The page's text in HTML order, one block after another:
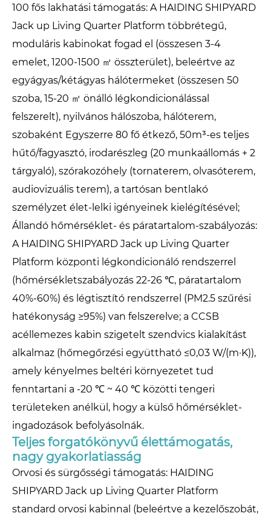
100 fős lakhatási támogatás: A HAIDING SHIPYARD
Jack up Living Quarter Platform többrétegű,
moduláris kabinokat fogad el (összesen 3-4
emelet, 1200-1500 ㎡ összterület), beleértve az
egyágyas/kétágyas hálótermeket (összesen 50
szoba, 15-20 ㎡ önálló légkondicionálással
felszerelt), nyilvános hálószoba, hálóterem,
szobaként Egyszerre 80 fő étkező, 50m³-es teljes
hűtő/fagyasztó, irodarészleg (20 munkaállomás + 2
tárgyaló), szórakozóhely (tornaterem, olvasóterem,
audiovizuális terem), a tartósan bentlakó
személyzet élet-lelki igényeinek kielégítésével;
Állandó hőmérséklet- és páratartalom-szabályozás:
A HAIDING SHIPYARD Jack up Living Quarter
Platform központi légkondicionáló rendszerrel
(hőmérsékletszabályozás 22-26 ℃, páratartalom
40%-60%) és légtisztító rendszerrel (PM2.5 szűrési
hatékonyság ≥95%) van felszerelve; a CCSB
acéllemezes kabin szigetelt szendvics kialakítást
alkalmaz (hőmegőrzési együttható ≤0,03 W/(m·K)),
amely kényelmes beltéri környezetet tud
fenntartani a -20 ℃ ~ 40 ℃ közötti tengeri
területeken anélkül, hogy a külső hőmérséklet-
ingadozások befolyásolnák.
Teljes forgatókönyvű élettámogatás,
nagy gyakorlatiasság
Orvosi és sürgősségi támogatás: HAIDING
SHIPYARD Jack up Living Quarter Platform
standard orvosi kabinnal (beleértve a kezelőszobát,